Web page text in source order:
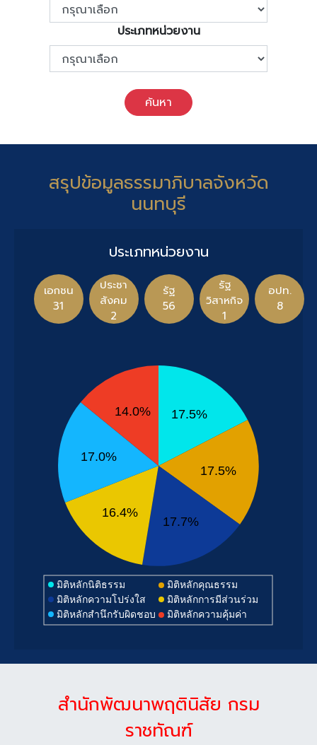
ประเภทหน่วยงาน
ค้นหา
สรุปข้อมูลธรรมาภิบาลจังหวัด
นนทบุรี
ประเภทหน่วยงาน
เอกชน
31
ประชา
สังคม
2
รัฐ
56
รัฐ
วิสาหกิจ
1
อปท.
8
มิติหลักนิติธรรม มิติหลักคุณธรรม
มิติหลักความโปร่งใส
มิติหลักการมีส่วนร่วม
มิติหลักสำนึกรับผิดชอบ
มิติหลักความคุ้มค่า
17.5%
17.5%
17.7%
16.4%
17.0%
14.0%
สำนักพัฒนาพฤตินิสัย กรม
ราชทัณฑ์